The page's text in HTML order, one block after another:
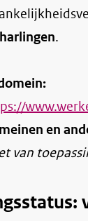
.
en
van